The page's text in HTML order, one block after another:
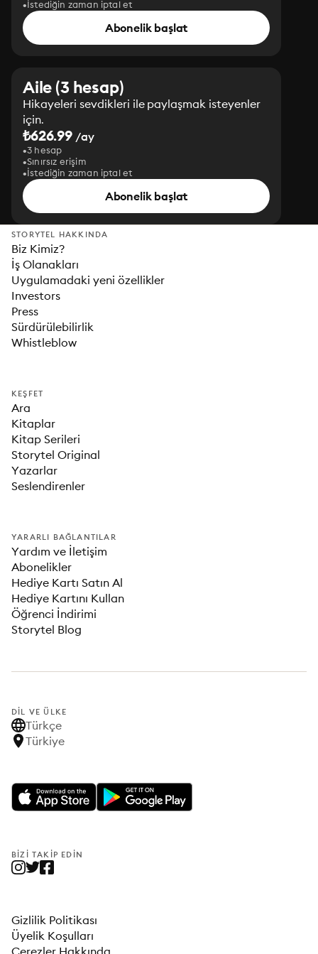
İstediğin zaman iptal et
Abonelik başlat
Aile (3 hesap)
Hikayeleri sevdikleri ile paylaşmak isteyenler
için.
₺626.99 /ay
3 hesap
Sınırsız erişim
İstediğin zaman iptal et
Abonelik başlat
STORYTEL HAKKINDA
Biz Kimiz?
İş Olanakları
Uygulamadaki yeni özellikler
Investors
Press
Sürdürülebilirlik
Whistleblow
KEŞFET
Ara
Kitaplar
Kitap Serileri
Storytel Original
Yazarlar
Seslendirenler
YARARLI BAĞLANTILAR
Yardım ve İletişim
Abonelikler
Hediye Kartı Satın Al
Hediye Kartını Kullan
Öğrenci İndirimi
Storytel Blog
DIL VE ÜLKE
Türkçe
Türkiye
BIZI TAKIP EDIN
Gizlilik Politikası
Üyelik Koşulları
Çerezler Hakkında